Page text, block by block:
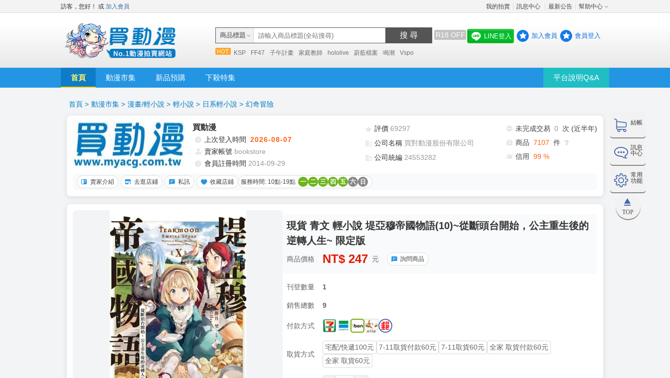
訪客，您好！ 或 加入會員 我的拍賣 訊息中心 最新公告 幫助中心
商品標題 搜 尋 R18 OFF
KSP FF47 子午計畫 家庭教師 hololive 蔚藍檔案 鳴潮 Vspo
LINE登入 加入會員 會員登入
首頁 動漫市集 新品預購 下殺特集 平台說明Q&A
結帳
訊息
中心
常用
功能
TOP
首頁 > 動漫市集 > 漫畫/輕小說 > 輕小說 > 日系輕小說 > 幻奇冒險
買動漫
上次登入時間 2026-08-07
賣家帳號 bookstore
會員註冊時間 2014-09-29
評價 69297
公司名稱 買對動漫股份有限公司
公司統編 24553282
未完成交易 0
次 (近半年)
商品 7107 件 ❔
信用 99 %
賣家介紹 去逛店鋪 私訊 收藏店鋪 服務時間: 10點-19點 一 二 三 四 五 六 日
現貨 青文 輕小說 堤亞穆帝國物語(10)~從斷頭台開始，公主重生後的
逆轉人生~ 限定版
商品價格 NT$ 247 元 詢問商品
刊登數量 1
銷售總數 9
付款方式
取貨方式
宅配/快遞100元 7-11取貨付款60元 7-11取貨60元
全家 取貨付款60元
全家 取貨60元